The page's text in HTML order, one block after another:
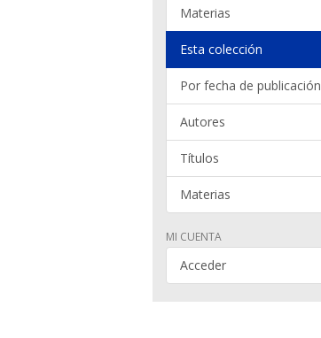
Materias
Esta colección
Por fecha de publicación
Autores
Títulos
Materias
MI CUENTA
Acceder